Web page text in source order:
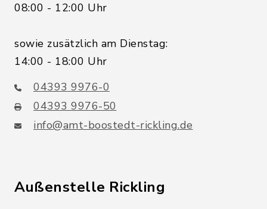
08:00 - 12:00 Uhr
sowie zusätzlich am Dienstag:
14:00 - 18:00 Uhr
04393 9976-0
04393 9976-50
info@amt-boostedt-rickling.de
Außenstelle Rickling